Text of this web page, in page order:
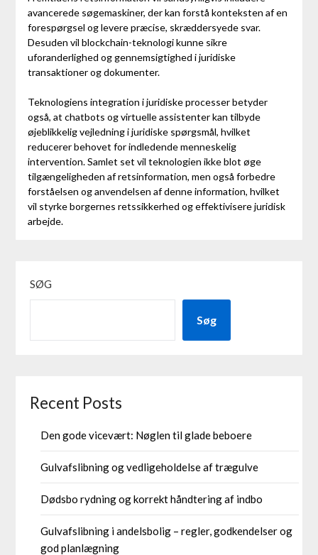
avancerede søgemaskiner, der kan forstå konteksten af en
forespørgsel og levere præcise, skræddersyede svar.
Desuden vil blockchain-teknologi kunne sikre
uforanderlighed og gennemsigtighed i juridiske
transaktioner og dokumenter.
Teknologiens integration i juridiske processer betyder
også, at chatbots og virtuelle assistenter kan tilbyde
øjeblikkelig vejledning i juridiske spørgsmål, hvilket
reducerer behovet for indledende menneskelig
intervention. Samlet set vil teknologien ikke blot øge
tilgængeligheden af retsinformation, men også forbedre
forståelsen og anvendelsen af denne information, hvilket
vil styrke borgernes retssikkerhed og effektivisere juridisk
arbejde.
SØG
Søg
Recent Posts
Den gode vicevært: Nøglen til glade beboere
Gulvafslibning og vedligeholdelse af trægulve
Dødsbo rydning og korrekt håndtering af indbo
Gulvafslibning i andelsbolig – regler, godkendelser og
god planlægning